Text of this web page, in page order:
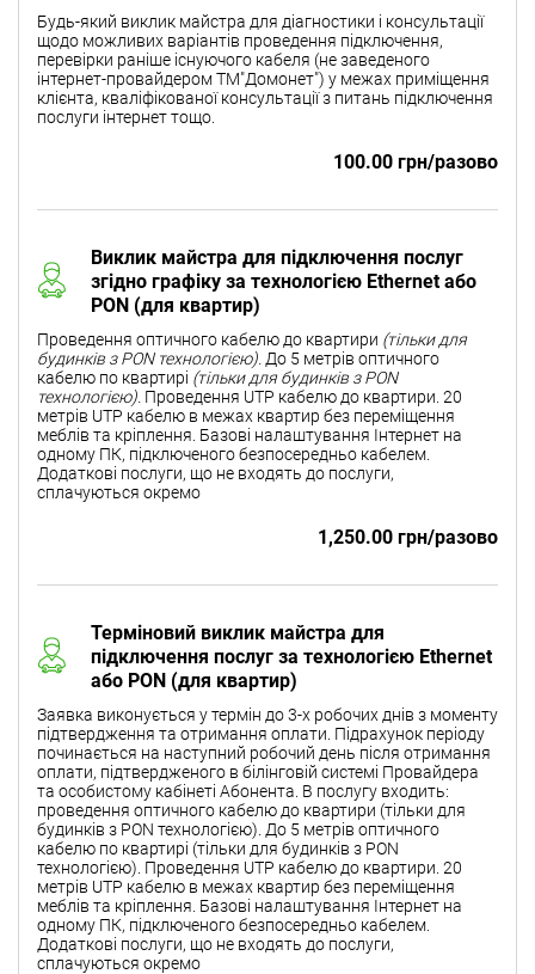
Будь-який виклик майстра для діагностики і консультації
щодо можливих варіантів проведення підключення,
перевірки раніше існуючого кабеля (не заведеного
інтернет-провайдером ТМ"Домонет") у межах приміщення
клієнта, кваліфікованої консультації з питань підключення
послуги інтернет тощо.
100.00 грн/разово
Виклик майстра для підключення послуг
згідно графіку за технологією Ethernet або
PON (для квартир)
Проведення оптичного кабелю до квартири (тільки для
будинків з PON технологією). До 5 метрів оптичного
кабелю по квартирі (тільки для будинків з PON
технологією). Проведення UTP кабелю до квартири. 20
метрів UTP кабелю в межах квартир без переміщення
меблів та кріплення. Базові налаштування Інтернет на
одному ПК, підключеного безпосередньо кабелем.
Додаткові послуги, що не входять до послуги,
сплачуються окремо
1,250.00 грн/разово
Терміновий виклик майстра для
підключення послуг за технологією Ethernet
або PON (для квартир)
Заявка виконується у термін до 3-х робочих днів з моменту
підтвердження та отримання оплати. Підрахунок періоду
починається на наступний робочий день після отримання
оплати, підтвердженого в білінговій системі Провайдера
та особистому кабінеті Абонента. В послугу входить:
проведення оптичного кабелю до квартири (тільки для
будинків з PON технологією). До 5 метрів оптичного
кабелю по квартирі (тільки для будинків з PON
технологією). Проведення UTP кабелю до квартири. 20
метрів UTP кабелю в межах квартир без переміщення
меблів та кріплення. Базові налаштування Інтернет на
одному ПК, підключеного безпосередньо кабелем.
Додаткові послуги, що не входять до послуги,
сплачуються окремо